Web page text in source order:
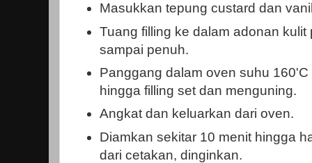
Masukkan tepung custard dan
Tuang filling ke dalam adonan
sampai penuh.
Panggang dalam oven suhu
hingga filling set dan menguning.
Angkat dan keluarkan dari oven.
Diamkan sekitar 10 menit hingga
dari cetakan, dinginkan.